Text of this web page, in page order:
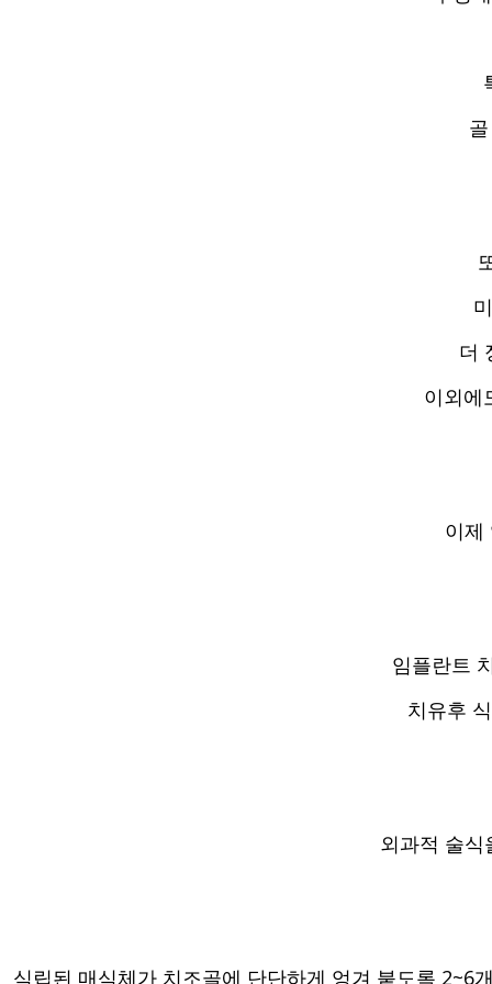
더
이외에
이제
임플란트
치유후
외과적 술식
식립된 매식체가 치조골에 단단하게 엉겨 붙도록 2~6